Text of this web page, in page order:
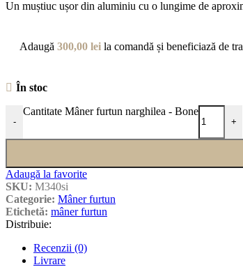
Un muștiuc ușor din aluminiu cu o lungime de
Adaugă 300,00 lei la comandă și beneficiază de
În stoc
-
Cantitate Mâner furtun narghilea - Bone
+
Adaugă la favorite
SKU: M340si
Categorie: Mâner furtun
Etichetă: mâner furtun
Distribuie:
Recenzii (0)
Livrare